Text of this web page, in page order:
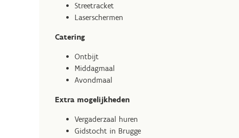
Streetracket
Laserschermen
Catering
Ontbijt
Middagmaal
Avondmaal
Extra mogelijkheden
Vergaderzaal huren
Gidstocht in Brugge